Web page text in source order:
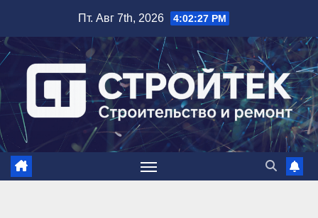
содержимому
Пт. Авг 7th, 2026 4:02:28 PM